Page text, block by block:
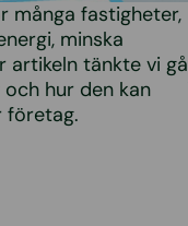
många fastigheter,
minska
artikeln tänkte vi gå
hur den kan
företag.